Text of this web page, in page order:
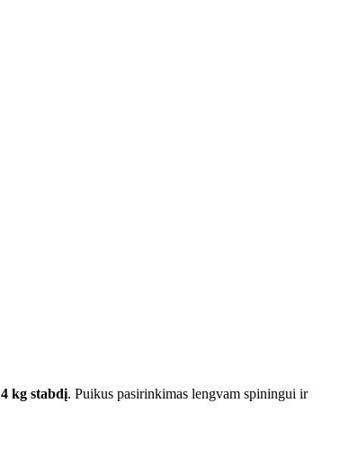
4 kg stabdį. Puikus pasirinkimas lengvam spiningui ir